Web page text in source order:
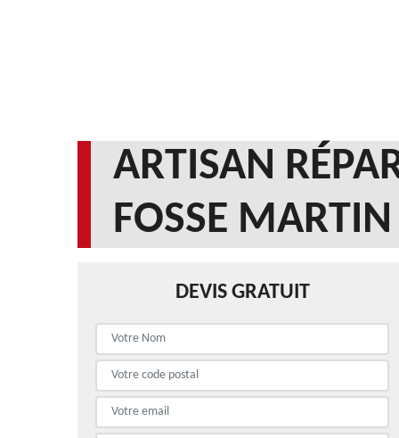
ARTISAN
FOSSE
DEVIS GRATUIT